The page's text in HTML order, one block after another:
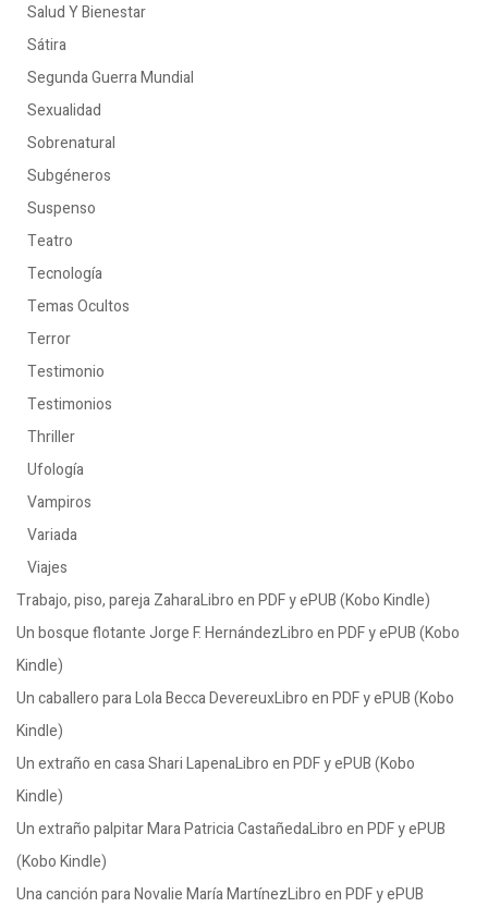
Salud Y Bienestar
Sátira
Segunda Guerra Mundial
Sexualidad
Sobrenatural
Subgéneros
Suspenso
Teatro
Tecnología
Temas Ocultos
Terror
Testimonio
Testimonios
Thriller
Ufología
Vampiros
Variada
Viajes
Trabajo, piso, pareja ZaharaLibro en PDF y ePUB (Kobo Kindle)
Un bosque flotante Jorge F. HernándezLibro en PDF y ePUB (Kobo
Kindle)
Un caballero para Lola Becca DevereuxLibro en PDF y ePUB (Kobo
Kindle)
Un extraño en casa Shari LapenaLibro en PDF y ePUB (Kobo
Kindle)
Un extraño palpitar Mara Patricia CastañedaLibro en PDF y ePUB
(Kobo Kindle)
Una canción para Novalie María MartínezLibro en PDF y ePUB